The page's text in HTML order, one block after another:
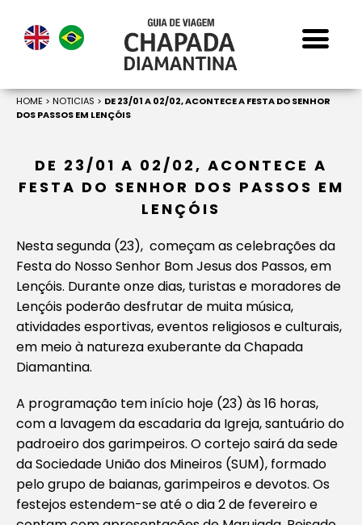
HOME > NOTICIAS > DE 23/01 A 02/02, ACONTECE A FESTA DO SENHOR
DOS PASSOS EM LENÇÓIS
DE 23/01 A 02/02, ACONTECE A
FESTA DO SENHOR DOS PASSOS EM
LENÇÓIS
Nesta segunda (23), começam as celebrações da
Festa do Nosso Senhor Bom Jesus dos Passos, em
Lençóis. Durante onze dias, turistas e moradores de
Lençóis poderão desfrutar de muita música,
atividades esportivas, eventos religiosos e culturais,
em meio à natureza exuberante da Chapada
Diamantina.
A programação tem início hoje (23) às 16 horas,
com a lavagem da escadaria da Igreja, santuário do
padroeiro dos garimpeiros. O cortejo sairá da sede
da Sociedade União dos Mineiros (SUM), formado
pelo grupo de baianas, garimpeiros e devotos. Os
festejos estendem-se até o dia 2 de fevereiro e